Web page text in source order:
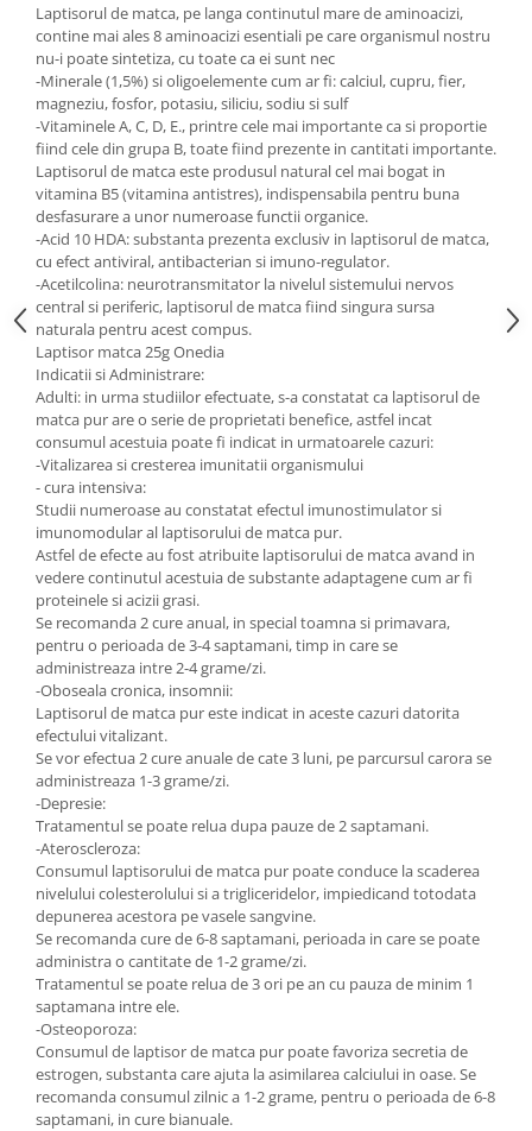
Laptisorul de matca, pe langa continutul mare de aminoacizi,
contine mai ales 8 aminoacizi esentiali pe care organismul nostru
nu-i poate sintetiza, cu toate ca ei sunt nec
-Minerale (1,5%) si oligoelemente cum ar fi: calciul, cupru, fier,
magneziu, fosfor, potasiu, siliciu, sodiu si sulf
-Vitaminele A, C, D, E., printre cele mai importante ca si proportie
fiind cele din grupa B, toate fiind prezente in cantitati importante.
Laptisorul de matca este produsul natural cel mai bogat in
vitamina B5 (vitamina antistres), indispensabila pentru buna
desfasurare a unor numeroase functii organice.
-Acid 10 HDA: substanta prezenta exclusiv in laptisorul de matca,
cu efect antiviral, antibacterian si imuno-regulator.
-Acetilcolina: neurotransmitator la nivelul sistemului nervos
central si periferic, laptisorul de matca fiind singura sursa
naturala pentru acest compus.
Laptisor matca 25g Onedia
Indicatii si Administrare:
Adulti: in urma studiilor efectuate, s-a constatat ca laptisorul de
matca pur are o serie de proprietati benefice, astfel incat
consumul acestuia poate fi indicat in urmatoarele cazuri:
-Vitalizarea si cresterea imunitatii organismului
- cura intensiva:
Studii numeroase au constatat efectul imunostimulator si
imunomodular al laptisorului de matca pur.
Astfel de efecte au fost atribuite laptisorului de matca avand in
vedere continutul acestuia de substante adaptagene cum ar fi
proteinele si acizii grasi.
Se recomanda 2 cure anual, in special toamna si primavara,
pentru o perioada de 3-4 saptamani, timp in care se
administreaza intre 2-4 grame/zi.
-Oboseala cronica, insomnii:
Laptisorul de matca pur este indicat in aceste cazuri datorita
efectului vitalizant.
Se vor efectua 2 cure anuale de cate 3 luni, pe parcursul carora se
administreaza 1-3 grame/zi.
-Depresie:
Tratamentul se poate relua dupa pauze de 2 saptamani.
-Ateroscleroza:
Consumul laptisorului de matca pur poate conduce la scaderea
nivelului colesterolului si a trigliceridelor, impiedicand totodata
depunerea acestora pe vasele sangvine.
Se recomanda cure de 6-8 saptamani, perioada in care se poate
administra o cantitate de 1-2 grame/zi.
Tratamentul se poate relua de 3 ori pe an cu pauza de minim 1
saptamana intre ele.
-Osteoporoza:
Consumul de laptisor de matca pur poate favoriza secretia de
estrogen, substanta care ajuta la asimilarea calciului in oase. Se
recomanda consumul zilnic a 1-2 grame, pentru o perioada de 6-8
saptamani, in cure bianuale.